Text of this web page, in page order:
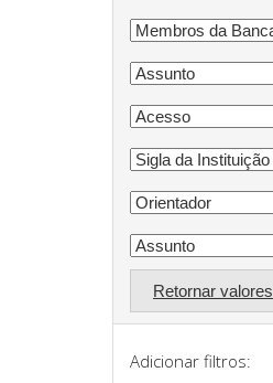
Retornar valores
Adicionar filtros: